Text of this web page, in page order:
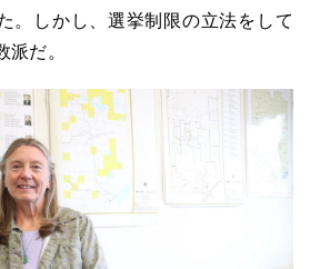
。しかし、選挙制限の立法をして
派だ。